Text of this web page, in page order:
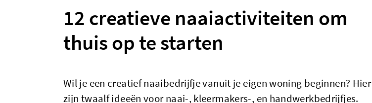
12 creatieve naaiactiviteiten om
thuis op te starten
Wil je een creatief naaibedrijfje vanuit je eigen woning beginnen? Hier
zijn twaalf ideeën voor naai-, kleermakers-, en handwerkbedrijfjes.